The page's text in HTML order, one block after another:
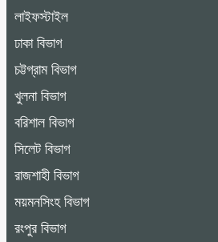
লাইফস্টাইল
ঢাকা বিভাগ
চট্টগ্রাম বিভাগ
খুলনা বিভাগ
বরিশাল বিভাগ
সিলেট বিভাগ
রাজশাহী বিভাগ
ময়মনসিংহ বিভাগ
রংপুর বিভাগ